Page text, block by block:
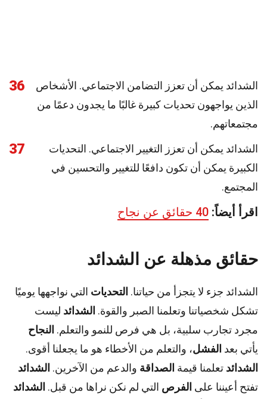
36
الشدائد يمكن أن تعزز التضامن الاجتماعي. الأشخاص
الذين يواجهون تحديات كبيرة غالبًا ما يجدون دعمًا من
مجتمعاتهم.
37
الشدائد يمكن أن تعزز التغيير الاجتماعي. التحديات
الكبيرة يمكن أن تكون دافعًا للتغيير والتحسين في
المجتمع.
اقرأ أيضاً: 40 حقائق عن نجاح
حقائق مذهلة عن الشدائد
الشدائد جزء لا يتجزأ من حياتنا. التحديات التي نواجهها يوميًا
تشكل شخصياتنا وتعلمنا الصبر والقوة. الشدائد ليست
مجرد تجارب سلبية، بل هي فرص للنمو والتعلم. النجاح
يأتي بعد الفشل، والتعلم من الأخطاء هو ما يجعلنا أقوى.
الشدائد تعلمنا قيمة الصداقة والدعم من الآخرين. الشدائد
تفتح أعيننا على الفرص التي لم نكن نراها من قبل. الشدائد